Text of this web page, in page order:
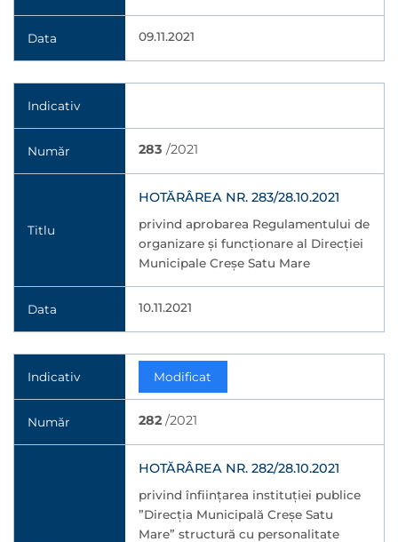
Data 09.11.2021
Indicativ
Număr 283 /2021
Titlu
HOTĂRÂREA NR. 283/28.10.2021
privind aprobarea Regulamentului de
organizare și funcționare al Direcției
Municipale Creșe Satu Mare
Data 10.11.2021
Indicativ Modificat
Număr 282 /2021
HOTĂRÂREA NR. 282/28.10.2021
privind înființarea instituției publice
”Direcția Municipală Creșe Satu
Mare” structură cu personalitate